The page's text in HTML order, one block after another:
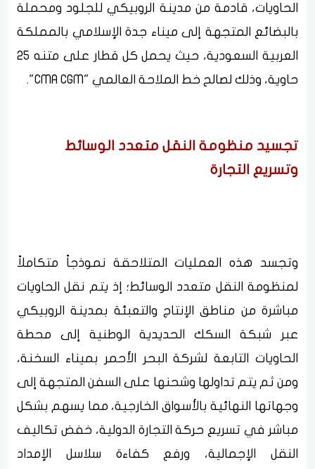
الحاويات، قادمة من مدينة الروبيكي للجلود ومحملة
بالبضائع المتجهة إلى ميناء جدة الإسلامي بالمملكة
العربية السعودية، حيث يحمل كل قطار على متنه 25
حاوية، وذلك لصالح خط الملاحة العالمي "CMA CGM".
تجسيد منظومة النقل متعدد الوسائط
وتسريع التجارة
وتجسد هذه العمليات المتلاحقة نموذجاً متكاملاً
لمنظومة النقل متعدد الوسائط؛ إذ يتم نقل الحاويات
مباشرة من مناطق الإنتاج والتعبئة بمدينة الروبيكي
عبر شبكة السكك الحديدية الوطنية إلى محطة
الحاويات التابعة لشركة البحر الأحمر بميناء السخنة،
ومن ثم يتم تداولها وشحنها على السفن المتجهة إلى
وجهاتها النهائية بالأسواق الخارجية، مما يسهم بشكل
مباشر في تسريع حركة التجارة الدولية، خفض تكاليف
النقل الإجمالية، ورفع كفاءة سلاسل الإمداد